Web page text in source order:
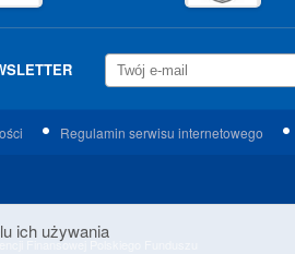
Regulamin serwisu internetowego
Finansowej Polskiego Funduszu
ich używania